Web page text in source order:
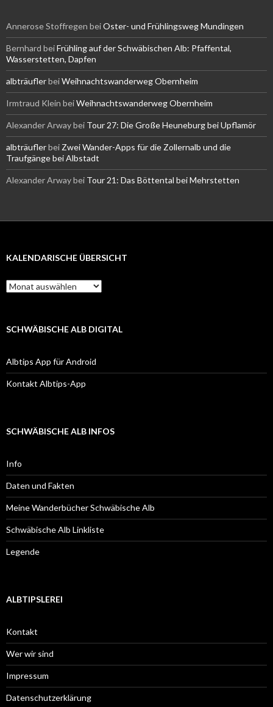
Annerose Stoffregen beiOster- und Frühlingsweg Mundingen
Bernhard beiFrühling auf der Schwäbischen Alb: Pfaffental,
Wasserstetten, Dapfen
albträuflerbeiWeihnachtswanderweg Obernheim
Irmtraud Klein beiWeihnachtswanderweg Obernheim
Alexander Arwaybei Tour 27: Die Große Heuneburg bei Upflamör
albträuflerbei Zwei Wander-Apps für die Zollernalb und die
Traufgänge bei Albstadt
Alexander Arwaybei Tour 21: Das Böttental bei Mehrstetten
KALENDARISCHE ÜBERSICHT
Kalendarische
Übersicht
SCHWÄBISCHE ALB DIGITAL
Albtips App für Android
Kontakt Albtips-App
SCHWÄBISCHE ALB INFOS
Info
Daten und Fakten
Meine Wanderbücher Schwäbische Alb
Schwäbische Alb Linkliste
Legende
ALBTIPSLEREI
Kontakt
Wer wir sind
Impressum
Datenschutzerklärung